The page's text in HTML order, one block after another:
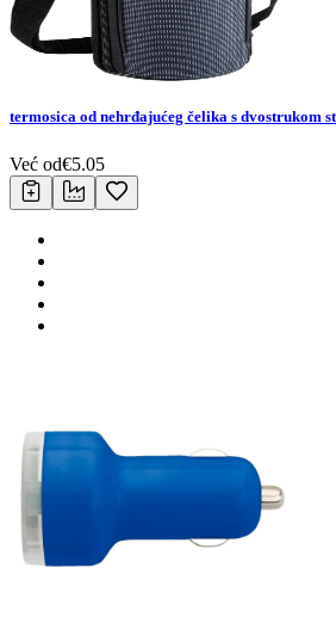
termosica od nehrđajućeg čelika s dvostrukom
Već od€5.05